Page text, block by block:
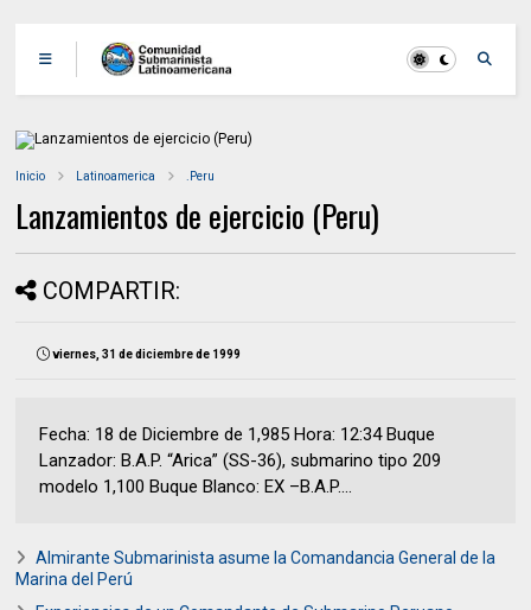
Inicio Latinoamerica .Peru
Lanzamientos de ejercicio (Peru)
COMPARTIR:
viernes, 31 de diciembre de 1999
Fecha: 18 de Diciembre de 1,985 Hora: 12:34 Buque
Lanzador: B.A.P. “Arica” (SS-36), submarino tipo 209
modelo 1,100 Buque Blanco: EX –B.A.P....
Almirante Submarinista asume la Comandancia General de la
Marina del Perú